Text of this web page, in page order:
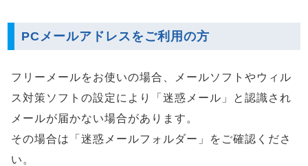
PCメールアドレスをご利用の方
フリーメールをお使いの場合、メールソフトやウィル
ス対策ソフトの設定により「迷惑メール」と認識され
メールが届かない場合があります。
その場合は「迷惑メールフォルダー」をご確認くださ
い。